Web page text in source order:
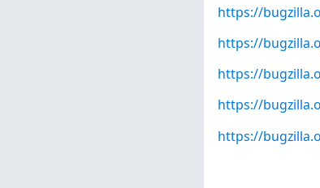
https://
https://
https://
https://
https://